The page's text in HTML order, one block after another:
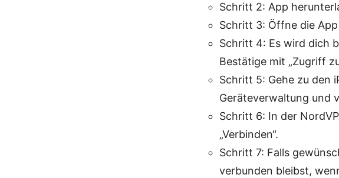
Schritt 2: App
Schritt 3: Öffne die
Schritt 4: Es wird dich
Bestätige mit „Zugriff
Schritt 5: Gehe zu den
Geräteverwaltung und
Schritt 6: In der
„Verbinden“.
Schritt 7: Falls
verbunden bleibst,